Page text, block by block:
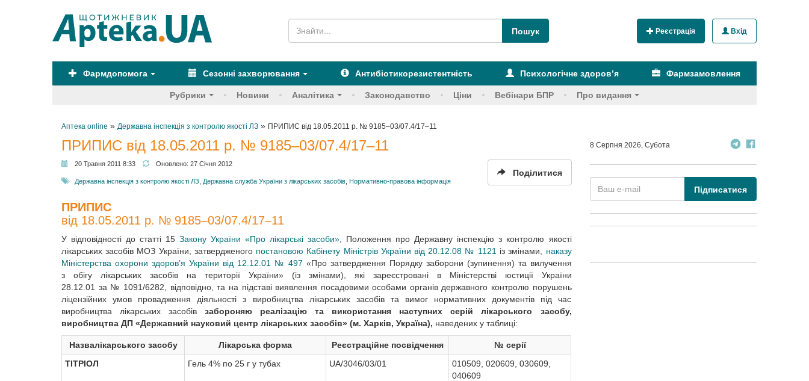
Реєстрація Вхід
Фармдопомога Сезонні захворювання Антибіотикорезистентність Психологічне здоров’я Фармзамовлення
Рубрики Новини Аналітика Законодавство Ціни Вебінари БПР Про видання
Аптека online » Державна інспекція з контролю якості ЛЗ » ПРИПИС від 18.05.2011 р. № 9185–03/07.4/17–11
ПРИПИС від 18.05.2011 р. № 9185–03/07.4/17–11
20 Травня 2011 8:33 Оновлено: 27 Січня 2012
Державна інспекція з контролю якості ЛЗ Державна служба України з лікарських засобів Нормативно-правова інформація
Поділитися
ПРИПИС
від 18.05.2011 р. № 9185–03/07.4/17–11
У відповідності до статті 15Закону України «Про лікарські засоби» , Положення про Державну інспекцію з контролю якості
лікарських засобів МОЗ України, затвердженого постановою Кабінету Міністрів України від 20.12.08 № 1121 із змінами, наказу
Міністерства охорони здоров’я України від 12.12.01 № 497 «Про затвердження Порядку заборони (зупинення) та вилучення
з обігу лікарських засобів на території України» (із змінами), які зареєстровані в Міністерстві юстиції України
28.12.01 за № 1091/6282, відповідно, та на підставі виявлення посадовими особами органів державного контролю порушень
ліцензійних умов провадження діяльності з виробництва лікарських засобів та вимог нормативних документів під час
виробництва лікарських засобівзабороняю реалізацію та використання наступних серій лікарського засобу,
виробництва ДП «Державний науковий центр лікарських засобів» (м. Харків, Україна), наведених у таблиці:
Назвалікарського засобу Лікарська форма Реєстраційне посвідчення
№ серії
ТІТРІОЛ
Гель 4% по 25 г у тубах UA/3046/03/01
010509, 020609, 030609,
040609
8 Серпня 2026, Субота
Підписатися